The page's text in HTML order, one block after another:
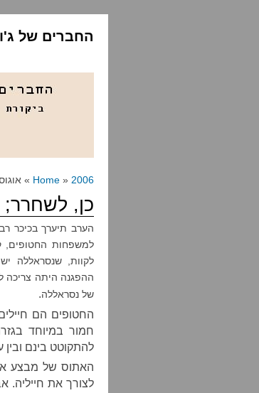
החברים של
Home » 2006
»
כן, לשחרר;
הערב תיערך בכיכר
למשפחות החטופים,
לקוות, שנסראללה
ההפגנה היתה צריכה
של נסראללה.
החטופים הם
חמור במיוחד
להתקוטט בינם
האתוס של מבצע
לצורך את חייליה.